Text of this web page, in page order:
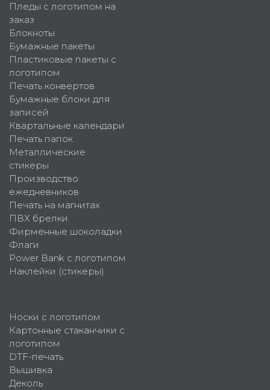
Пледы с логотипом на
заказ
Блокноты
Бумажные пакеты
Пластиковые пакеты с
логотипом
Печать конвертов
Бумажные блоки для
записей
Квартальные календари
Печать папок
Металлические
стикеры
Производство
ежедневников
Печать на магнитах
ПВХ брелки
Фирменные шоколадки
Флаги
Power Bank с логотипом
Наклейки (стикеры)
Носки с логотипом
Картонные стаканчики с
логотипом
DTF-печать
Вышивка
Деколь